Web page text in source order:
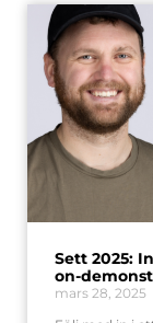
Sett 2025:
on-
mars 28, 2025